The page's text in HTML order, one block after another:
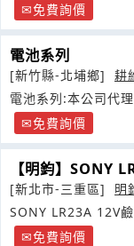
免費詢價
電池系列
[新竹縣-北埔鄉]
耕
電池系列:本公司代
免費詢價
【明鈞】SONY
[新北市-三重區]
明
SONY LR23A 12V
免費詢價